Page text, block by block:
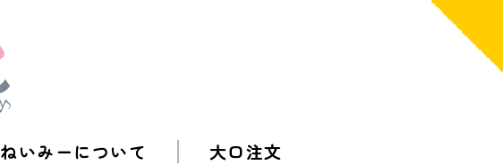
ねいみーについて 大口注文